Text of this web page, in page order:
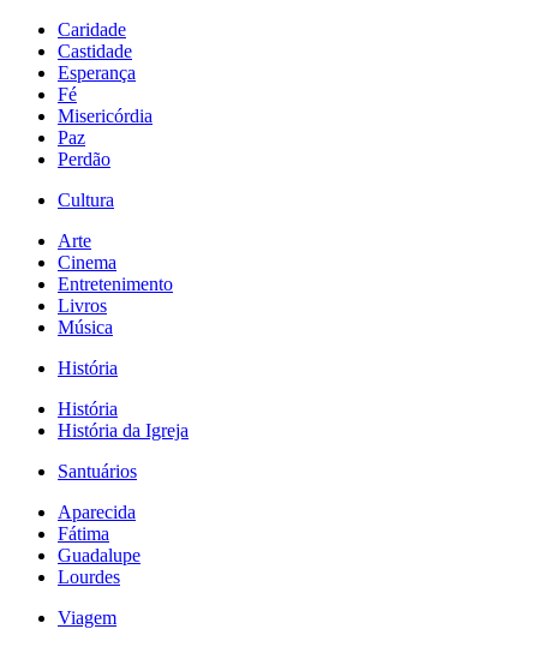
Caridade
Castidade
Esperança
Fé
Misericórdia
Paz
Perdão
Cultura
Arte
Cinema
Entretenimento
Livros
Música
História
História
História da Igreja
Santuários
Aparecida
Fátima
Guadalupe
Lourdes
Viagem